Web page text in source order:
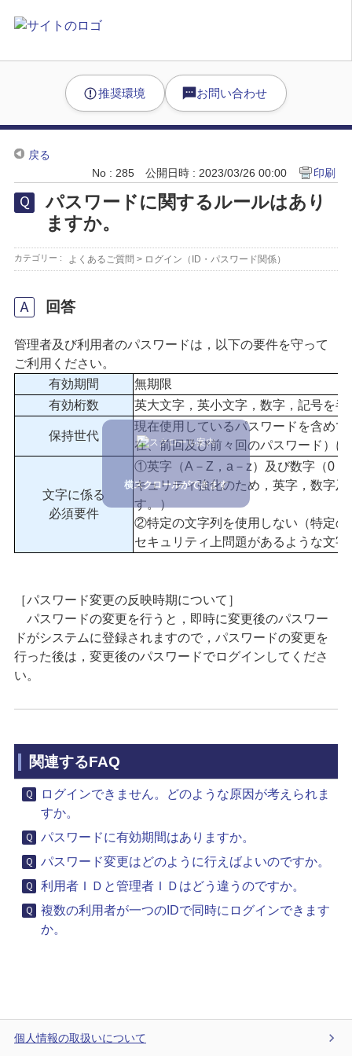
推奨環境 お問い合わせ
戻る
No : 285
公開日時 : 2023/03/26 00:00 印刷
パスワードに関するルールはあり
ますか。
カテゴリー : よくあるご質問 > ログイン（ID・パスワード関係）
回答
管理者及び利用者のパスワードは，以下の要件を守って
ご利用ください。
横スクロールができます
有効期間
無期限
有効桁数
英大文字，英小文字，数字，記号を
保持世代
現在使用しているパスワードを含め
在、前回及び前々回のパスワード）
文字に係る
必須要件
①英字（A－Z，a－z）及び数字（0－
キュリティ強化のため，英字，数字
す。）
②特定の文字列を使用しない（特定
セキュリティ上問題があるような文
［パスワード変更の反映時期について］
パスワードの変更を行うと，即時に変更後のパスワー
ドがシステムに登録されますので，パスワードの変更を
行った後は，変更後のパスワードでログインしてくださ
い。
関連するFAQ
ログインできません。どのような原因が考えられま
すか。
パスワードに有効期間はありますか。
パスワード変更はどのように行えばよいのですか。
利用者ＩＤと管理者ＩＤはどう違うのですか。
複数の利用者が一つのIDで同時にログインできます
か。
個人情報の取扱いについて